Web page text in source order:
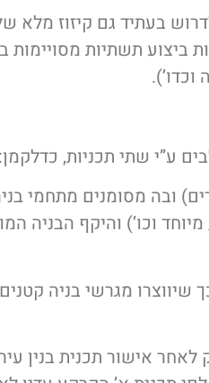
בעתיד גם קיזוז מלא
ביצוע תשתיות מסויימות
ע”י שתי תכניות, כדלקמן:
ובה מסומנים מתחמי
וכו’) והיקף הבניה
מגרשי בניה
לאחר אישור תכנית בנין